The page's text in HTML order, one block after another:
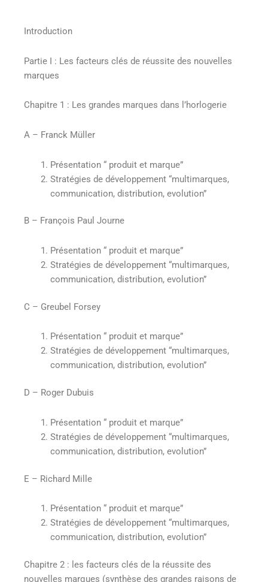
Introduction
Partie I : Les facteurs clés de réussite des nouvelles
marques
Chapitre 1 : Les grandes marques dans l’horlogerie
A – Franck Müller
Présentation “ produit et marque”
Stratégies de développement “multimarques,
communication, distribution, evolution”
B – François Paul Journe
Présentation “ produit et marque”
Stratégies de développement “multimarques,
communication, distribution, evolution”
C – Greubel Forsey
Présentation “ produit et marque”
Stratégies de développement “multimarques,
communication, distribution, evolution”
D – Roger Dubuis
Présentation “ produit et marque”
Stratégies de développement “multimarques,
communication, distribution, evolution”
E – Richard Mille
Présentation “ produit et marque”
Stratégies de développement “multimarques,
communication, distribution, evolution”
Chapitre 2 : les facteurs clés de la réussite des
nouvelles marques (synthèse des grandes raisons de